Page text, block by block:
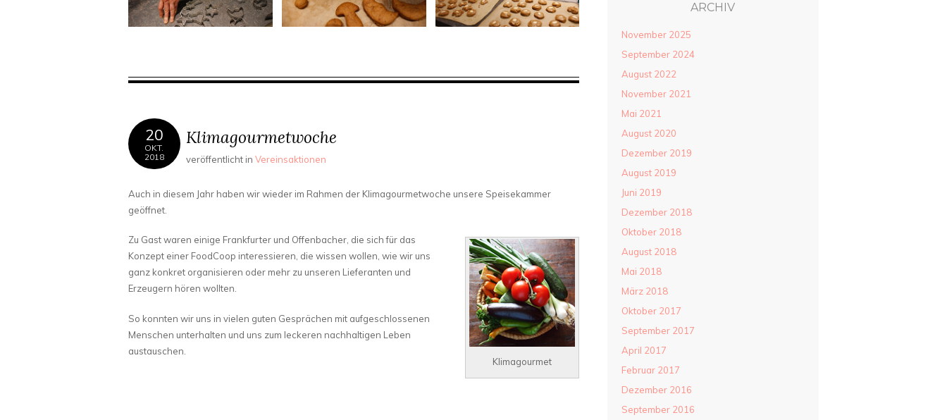
20
OKT.
2018
Klimagourmetwoche
veröffentlicht in Vereinsaktionen
Auch in diesem Jahr haben wir wieder im Rahmen der Klimagourmetwoche unsere Speisekammer
geöffnet.
Klimagourmet
Zu Gast waren einige Frankfurter und Offenbacher, die sich für das
Konzept einer FoodCoop interessieren, die wissen wollen, wie wir uns
ganz konkret organisieren oder mehr zu unseren Lieferanten und
Erzeugern hören wollten.
So konnten wir uns in vielen guten Gesprächen mit aufgeschlossenen
Menschen unterhalten und uns zum leckeren nachhaltigen Leben
austauschen.
ARCHIV
November 2025
September 2024
August 2022
November 2021
Mai 2021
August 2020
Dezember 2019
August 2019
Juni 2019
Dezember 2018
Oktober 2018
August 2018
Mai 2018
März 2018
Oktober 2017
September 2017
April 2017
Februar 2017
Dezember 2016
September 2016